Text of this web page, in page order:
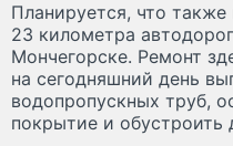
Планируется, что
23 километра
Мончегорске. Ремонт
на сегодняшний день
водопропускных труб,
покрытие и обустроить